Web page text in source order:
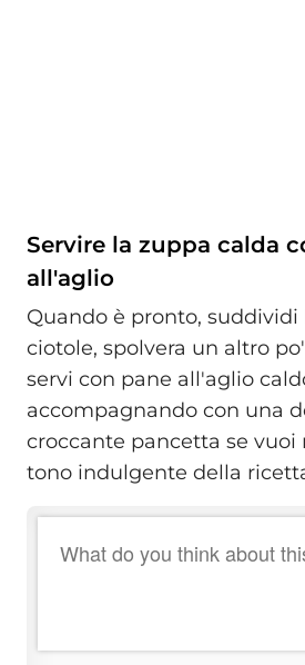
Servire la zuppa calda
all'aglio
Quando è pronto, suddividi
ciotole, spolvera un altro
servi con pane all'aglio
accompagnando con una
croccante pancetta se vuoi
tono indulgente della